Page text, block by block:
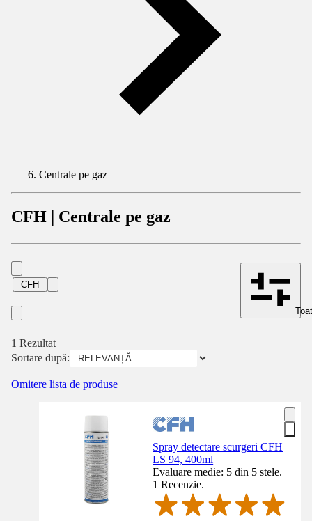
Centrale pe gaz
CFH | Centrale pe gaz
CFH
1 Rezultat
Sortare după:
Omitere lista de produse
Spray detectare scurgeri CFH
LS 94, 400ml
Evaluare medie: 5 din 5 stele.
1 Recenzie.